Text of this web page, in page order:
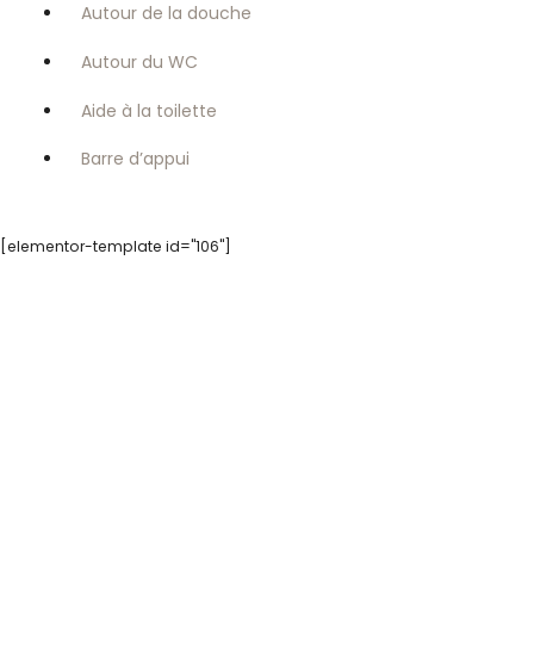
Autour de la douche
Autour du WC
Aide à la toilette
Barre d’appui
[elementor-template id="106"]